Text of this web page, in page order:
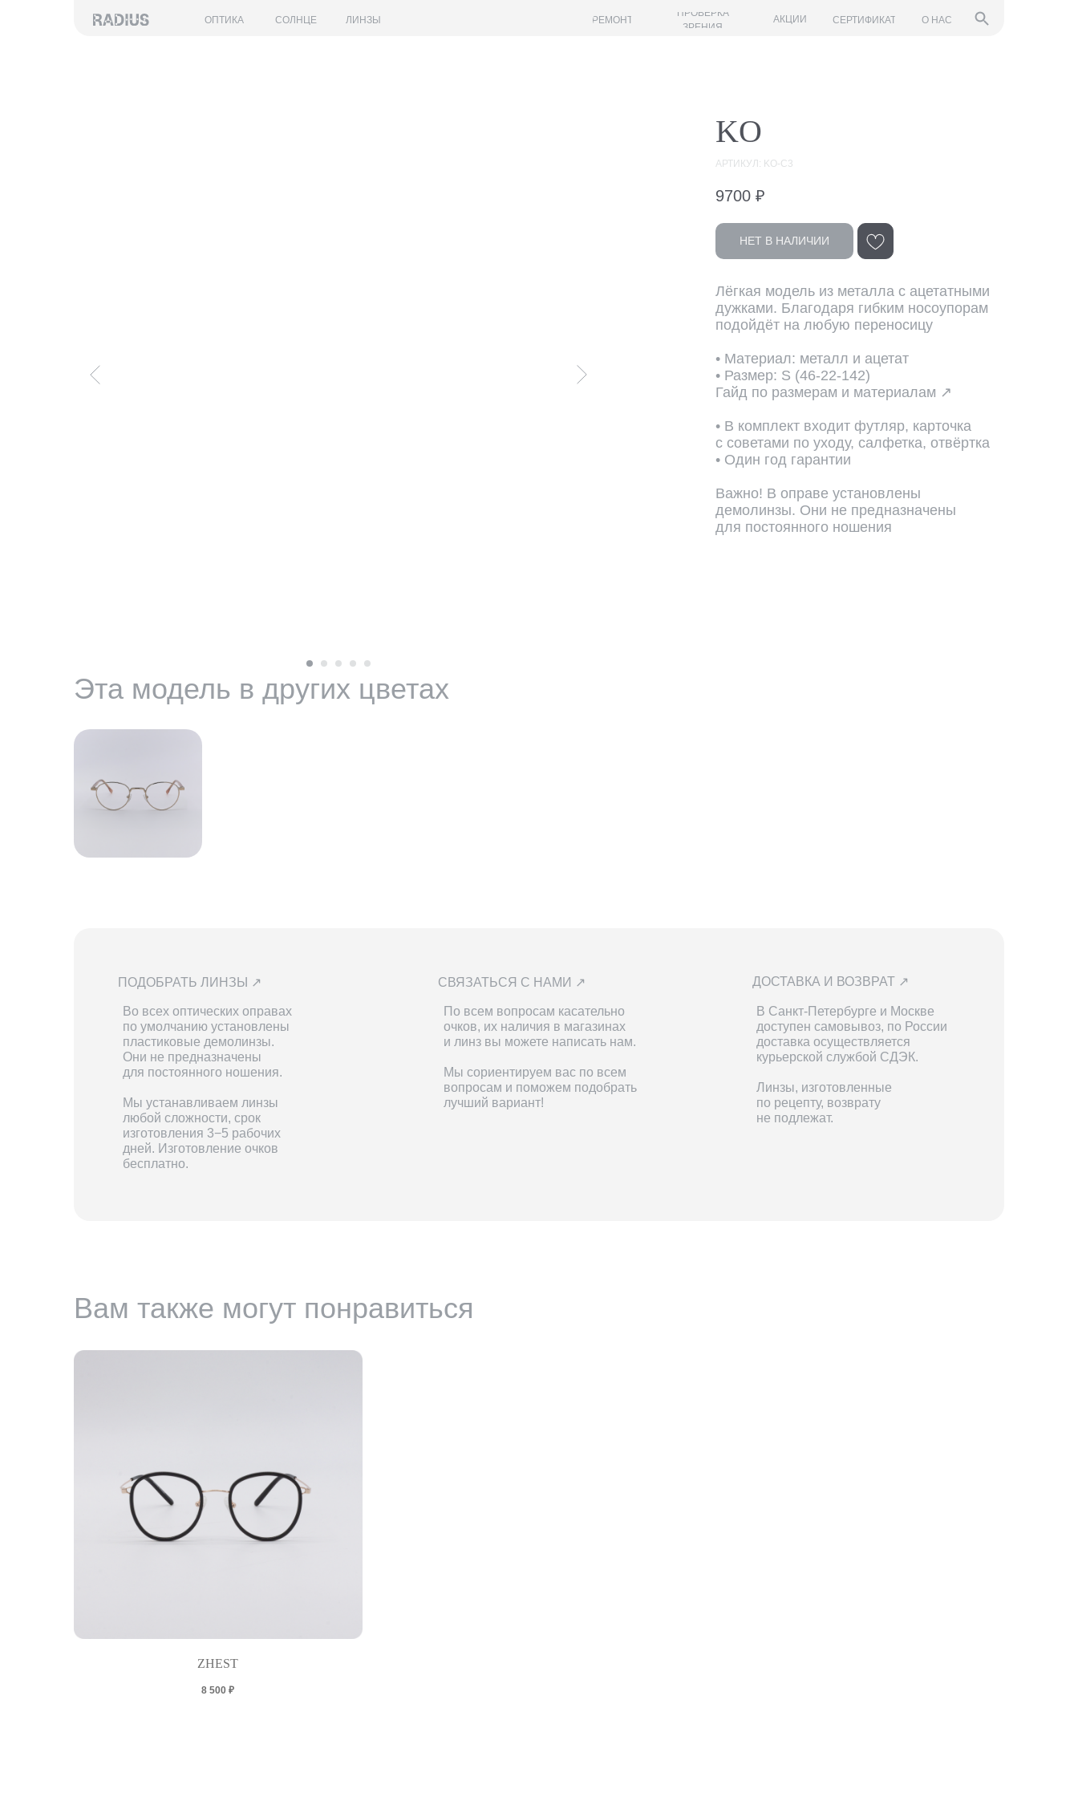
СОЛНЦЕ
ОПТИКА ЛИНЗЫ АКЦИИ СЕРТИФИКАТ
РЕМОНТ
ПРОВЕРКА
ЗРЕНИЯ
О НАС
KO
АРТИКУЛ: KO-C3
9700 ₽
НЕТ В НАЛИЧИИ
Лёгкая модель из металла с ацетатными
дужками. Благодаря гибким носоупорам
подойдёт на любую переносицу
• Материал: металл и ацетат
• Размер: S (46-22-142)
Гайд по размерам и материалам ↗
• В комплект входит футляр, карточка
с советами по уходу, салфетка, отвёртка
• Один год гарантии
Важно! В оправе установлены
демолинзы. Они не предназначены
для постоянного ношения
Эта модель в других цветах
Во всех оптических оправах
по умолчанию установлены
пластиковые демолинзы.
Они не предназначены
для постоянного ношения.
Мы устанавливаем линзы
любой сложности, срок
изготовления 3−5 рабочих
дней. Изготовление очков
бесплатно.
По всем вопросам касательно
очков, их наличия в магазинах
и линз вы можете написать нам.
Мы сориентируем вас по всем
вопросам и поможем подобрать
лучший вариант!
В Санкт-Петербурге и Москве
доступен самовывоз, по России
доставка осуществляется
курьерской службой СДЭК.
Линзы, изготовленные
по рецепту, возврату
не подлежат.
СВЯЗАТЬСЯ С НАМИ ↗ ДОСТАВКА И ВОЗВРАТ ↗
ПОДОБРАТЬ ЛИНЗЫ ↗
Вам также могут понравиться
ZHEST
8 500 ₽